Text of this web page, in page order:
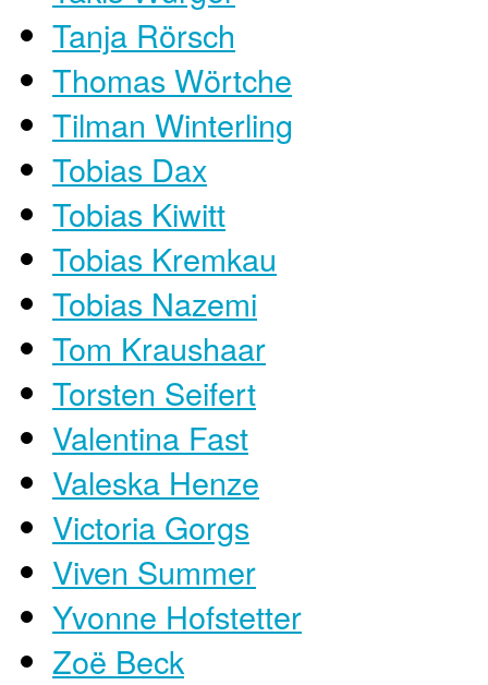
Tanja Rörsch
Thomas Wörtche
Tilman Winterling
Tobias Dax
Tobias Kiwitt
Tobias Kremkau
Tobias Nazemi
Tom Kraushaar
Torsten Seifert
Valentina Fast
Valeska Henze
Victoria Gorgs
Viven Summer
Yvonne Hofstetter
Zoë Beck